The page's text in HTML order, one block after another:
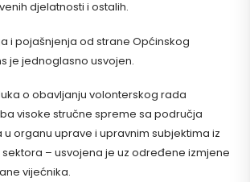
djelatnosti i ostalih.
i pojašnjenja od strane Općinskog
je jednoglasno usvojen.
o obavljanju volonterskog rada
visoke stručne spreme sa područja
organu uprave i upravnim subjektima iz
– usvojena je uz određene izmjene
vijećnika.